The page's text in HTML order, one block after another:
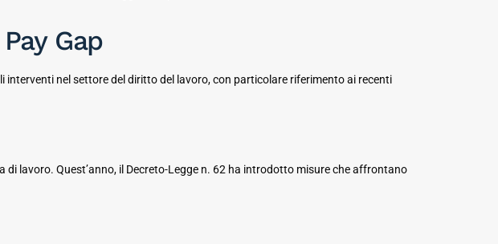
Gap
nel settore del diritto del lavoro, con particolare riferimento ai recenti
di lavoro. Quest’anno, il Decreto-Legge n. 62 ha introdotto misure che affrontano